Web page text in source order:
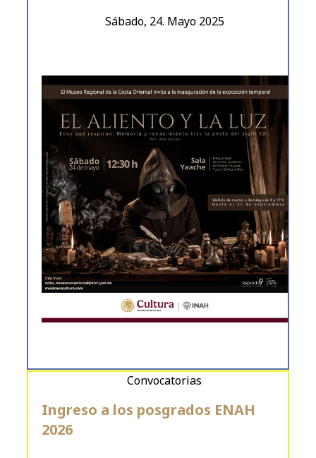
Sábado, 24. Mayo 2025
Ingreso a los posgrados ENAH
2026
Convocatorias